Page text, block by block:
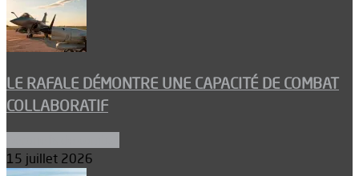
LE RAFALE DÉMONTRE UNE CAPACITÉ DE COMBAT
COLLABORATIF
15 juillet 2026